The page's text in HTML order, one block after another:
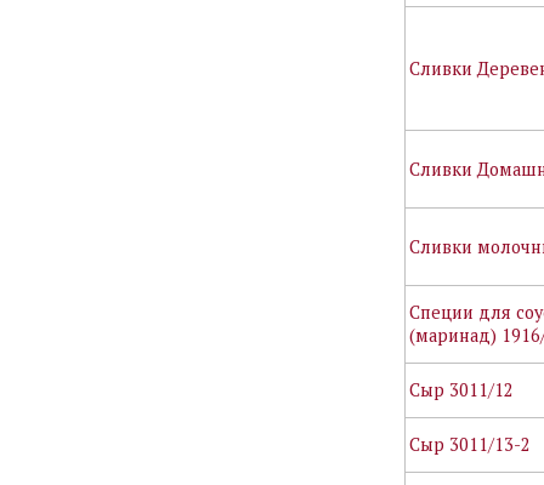
Сливки
Сливки
Сливки
Специи для
(маринад)
Сыр 3011/12
Сыр 3011/13-2